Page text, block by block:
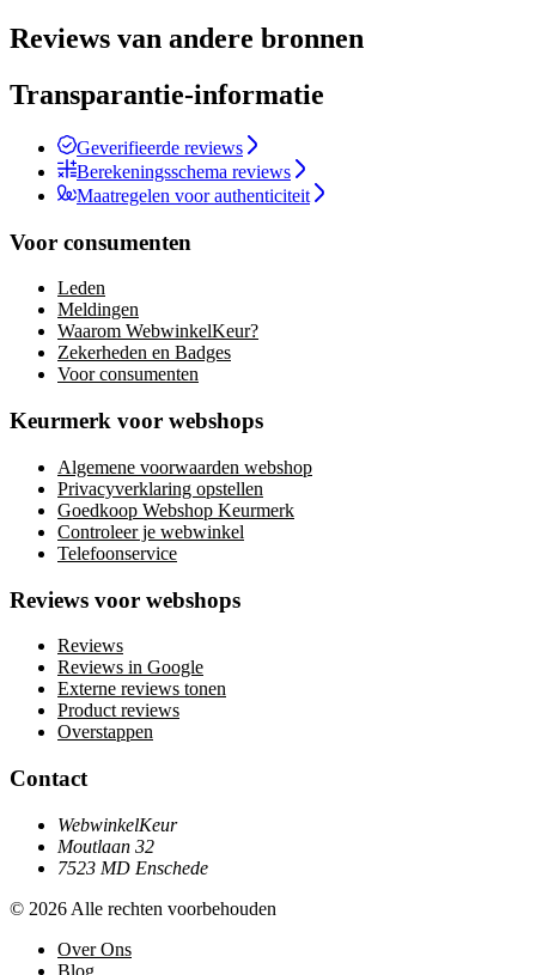
Reviews van andere bronnen
Transparantie-informatie
Geverifieerde reviews
Berekeningsschema reviews
Maatregelen voor authenticiteit
Voor consumenten
Leden
Meldingen
Waarom WebwinkelKeur?
Zekerheden en Badges
Voor consumenten
Keurmerk voor webshops
Algemene voorwaarden webshop
Privacyverklaring opstellen
Goedkoop Webshop Keurmerk
Controleer je webwinkel
Telefoonservice
Reviews voor webshops
Reviews
Reviews in Google
Externe reviews tonen
Product reviews
Overstappen
Contact
WebwinkelKeur
Moutlaan 32
7523 MD Enschede
© 2026 Alle rechten voorbehouden
Over Ons
Blog